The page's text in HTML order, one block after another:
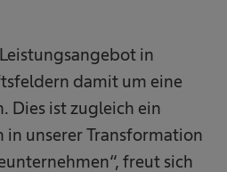
in
damit um eine
Dies ist zugleich ein
unserer Transformation
freut sich